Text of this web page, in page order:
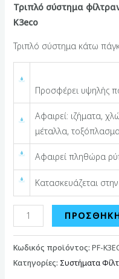
Τριπλό σύστημα
K3eco
Τριπλό σύστημα κάτω
Προσφέρει υψηλής
Αφαιρεί: ιζήματα,
μέταλλα,
Αφαιρεί πληθώρα
Κατασκευάζεται στην
Κωδικός προϊόντος: PF-
Κατηγορίες: Συστήματα